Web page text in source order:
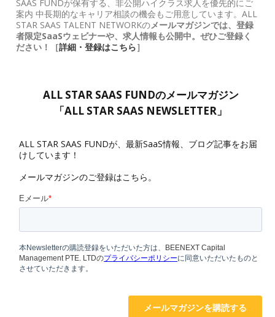
SAAS FUNDが保有する、非公開ハイクラス求人を優先的にご
案内 中長期的なキャリア相談の機会もご用意しています。ALL
STAR SAAS TALENT NETWORKのメールマガジンでは、登録
者限定SaaSウェビナーや、求人情報も公開中。ぜひご登録く
ださい！［詳細・登録はこちら］
ALL STAR SAAS FUNDのメールマガジン
「ALL STAR SAAS NEWSLETTER」
ALL STAR SAAS FUNDが、最新SaaS情報、ブログ記事をお届
けしています！
メールマガジンのご登録はこちら。